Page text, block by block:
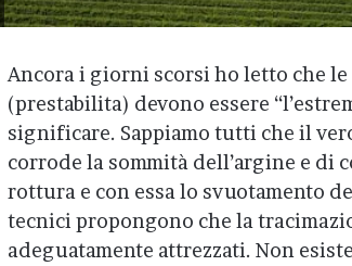
Ancora i giorni scorsi ho letto che
(prestabilita) devono essere
significare. Sappiamo tutti che il
corrode la sommità dell’argine e di
rottura e con essa lo svuotamento
tecnici propongono che la
adeguatamente attrezzati. Non